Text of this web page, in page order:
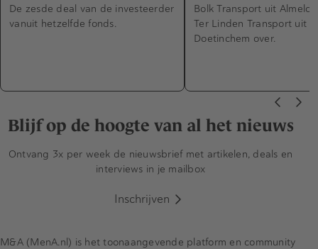
De zesde deal van de investeerder
vanuit hetzelfde fonds.
Bolk Transport uit Almelo
Ter Linden Transport uit
Doetinchem over.
Blijf op de hoogte van al het nieuws
Ontvang 3x per week de nieuwsbrief met artikelen, deals en
interviews in je mailbox
Inschrijven
M&A (MenA.nl) is het toonaangevende platform en community